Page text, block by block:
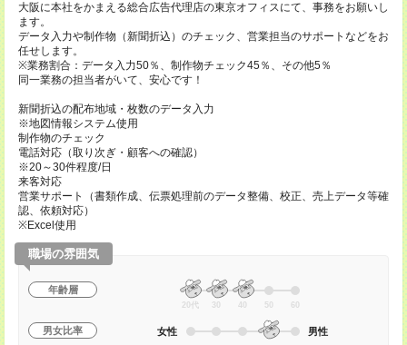
大阪に本社をかまえる総合広告代理店の東京オフィスにて、事務をお願いし
ます。
データ入力や制作物（新聞折込）のチェック、営業担当のサポートなどをお
任せします。
※業務割合：データ入力50％、制作物チェック45％、その他5％
同一業務の担当者がいて、安心です！
新聞折込の配布地域・枚数のデータ入力
※地図情報システム使用
制作物のチェック
電話対応（取り次ぎ・顧客への確認）
※20～30件程度/日
来客対応
営業サポート（書類作成、伝票処理前のデータ整備、校正、売上データ等確
認、依頼対応）
※Excel使用
職場の雰囲気
年齢層
20代 30 40 50 60
男女比率 女性 男性